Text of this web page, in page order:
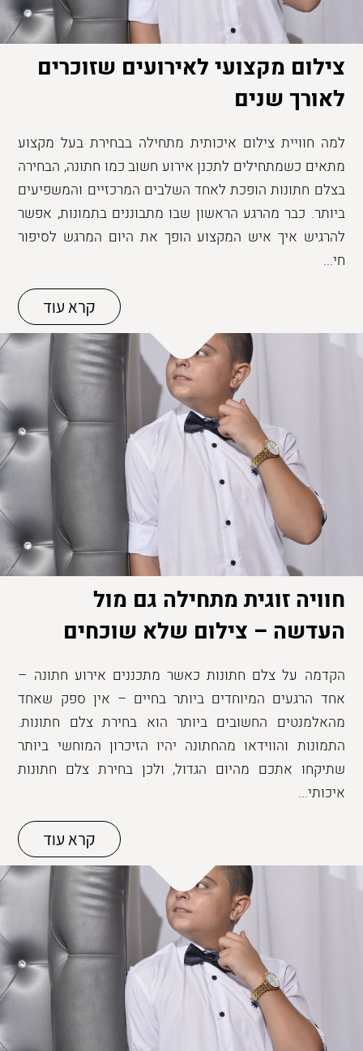
צילום מקצועי לאירועים שזוכרים
לאורך שנים
למה חוויית צילום איכותית מתחילה בבחירת בעל מקצוע
מתאים כשמתחילים לתכנן אירוע חשוב כמו חתונה, הבחירה
בצלם חתונות הופכת לאחד השלבים המרכזיים והמשפיעים
ביותר. כבר מהרגע הראשון שבו מתבוננים בתמונות, אפשר
להרגיש איך איש המקצוע הופך את היום המרגש לסיפור
חי...
קרא עוד
חוויה זוגית מתחילה גם מול
העדשה – צילום שלא שוכחים
הקדמה על צלם חתונות כאשר מתכננים אירוע חתונה –
אחד הרגעים המיוחדים ביותר בחיים – אין ספק שאחד
מהאלמנטים החשובים ביותר הוא בחירת צלם חתונות.
התמונות והווידאו מהחתונה יהיו הזיכרון המוחשי ביותר
שתיקחו אתכם מהיום הגדול, ולכן בחירת צלם חתונות
איכותי...
קרא עוד